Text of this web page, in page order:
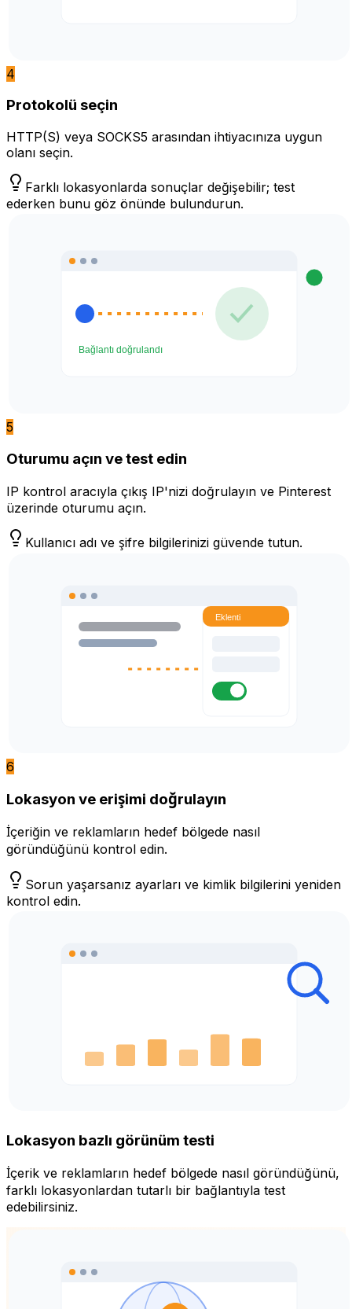
4
Protokolü seçin
HTTP(S) veya SOCKS5 arasından ihtiyacınıza uygun
olanı seçin.
Farklı lokasyonlarda sonuçlar değişebilir; test
ederken bunu göz önünde bulundurun.
5
Oturumu açın ve test edin
IP kontrol aracıyla çıkış IP'nizi doğrulayın ve Pinterest
üzerinde oturumu açın.
Kullanıcı adı ve şifre bilgilerinizi güvende tutun.
6
Lokasyon ve erişimi doğrulayın
İçeriğin ve reklamların hedef bölgede nasıl
göründüğünü kontrol edin.
Sorun yaşarsanız ayarları ve kimlik bilgilerini yeniden
kontrol edin.
Lokasyon bazlı görünüm testi
İçerik ve reklamların hedef bölgede nasıl göründüğünü,
farklı lokasyonlardan tutarlı bir bağlantıyla test
edebilirsiniz.